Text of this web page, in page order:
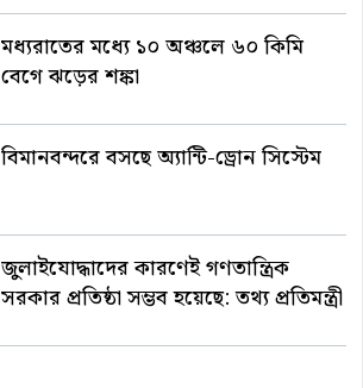
মধ্যরাতের মধ্যে ১০ অঞ্চলে ৬০ কিমি
বেগে ঝড়ের শঙ্কা
বিমানবন্দরে বসছে অ্যান্টি-ড্রোন সিস্টেম
জুলাইযোদ্ধাদের কারণেই গণতান্ত্রিক
সরকার প্রতিষ্ঠা সম্ভব হয়েছে: তথ্য প্রতিমন্ত্রী